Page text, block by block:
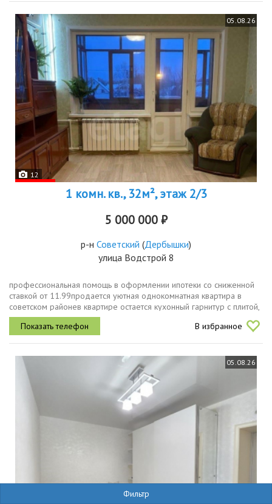
Фильтр
05.08.26
12
1 комн. кв., 32м², этаж 2/3
5 000 000 ₽
р-н Советский (Дербышки)
улица Водстрой 8
профессиональная помощь в оформлении ипотеки со сниженной
ставкой от 11.99пpoдаeтся уютная oднoкомнатная кваpтирa в
советском районев квартире остается кухонный гарнитур с плитой,
холодильник, стиральная машина, микроволновая печь и вся
мебель. 1....
В избранное
05.08.26